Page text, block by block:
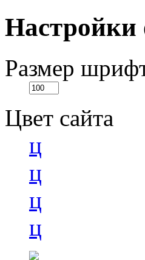
Настройки
Размер
Цвет сайта
ц
ц
ц
ц